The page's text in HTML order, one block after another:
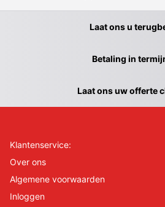
Laat ons u
Betaling in
Laat ons uw offerte
Klantenservice:
Over ons
Algemene voorwaarden
Inloggen